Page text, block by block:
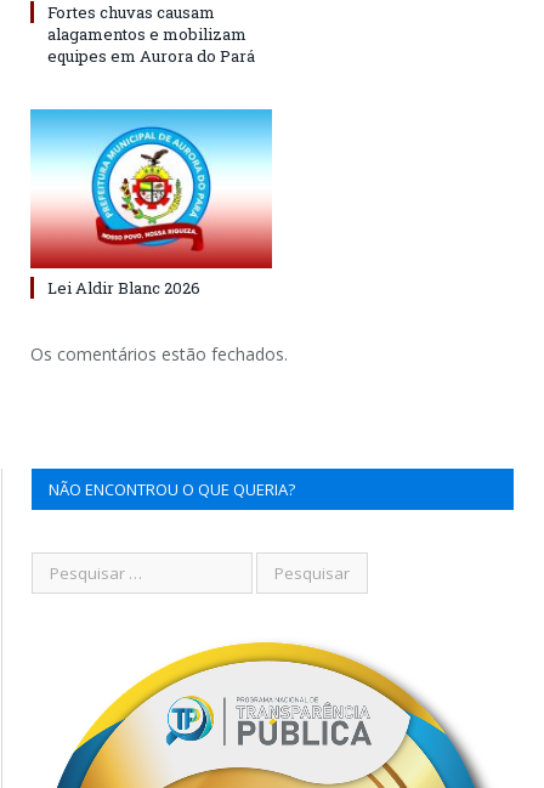
Fortes chuvas causam
alagamentos e mobilizam
equipes em Aurora do Pará
Lei Aldir Blanc 2026
Os comentários estão fechados.
NÃO ENCONTROU O QUE QUERIA?